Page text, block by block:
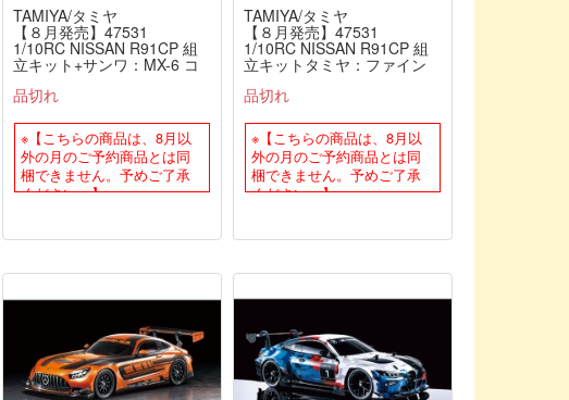
TAMIYA/タミヤ
【８月発売】47531
1/10RC NISSAN R91CP 組
立キット+サンワ：MX-6 コ
ジナルフルセット(HVS702
ベアリングセット（未組
立） ≪ラジコン≫
品切れ
※【こちらの商品は、8月以
外の月のご予約商品とは同
梱できません。予めご了承
ください。】
TAMIYA/タミヤ
【８月発売】47531
1/10RC NISSAN R91CP 組
立キットタミヤ：ファイン
ット+オリジナルフルベアリ
ジコン≫
品切れ
※【こちらの商品は、8月以
外の月のご予約商品とは同
梱できません。予めご了承
ください。】